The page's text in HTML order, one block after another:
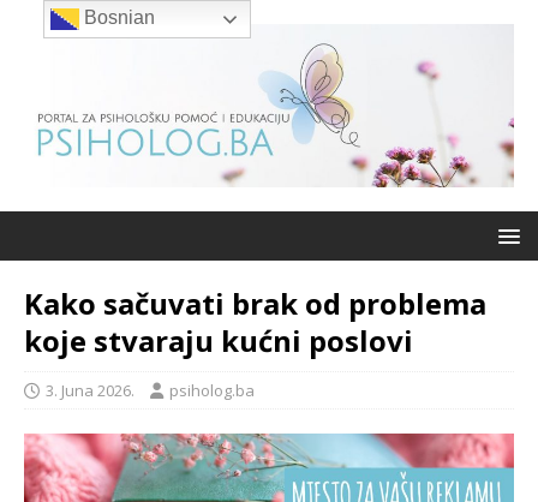
Kako sačuvati brak od problema
koje stvaraju kućni poslovi
3. Juna 2026. psiholog.ba
Bosnian